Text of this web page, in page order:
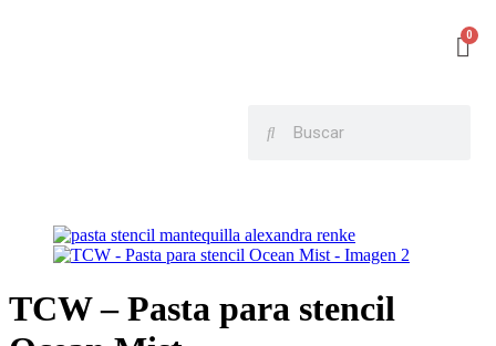
TCW – Pasta para stencil